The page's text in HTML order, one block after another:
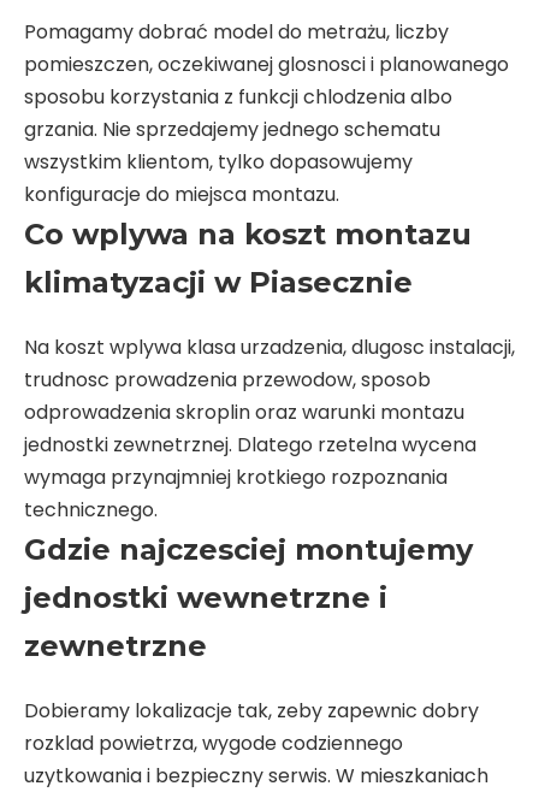
Pomagamy dobrać model do metrażu, liczby
pomieszczen, oczekiwanej glosnosci i planowanego
sposobu korzystania z funkcji chlodzenia albo
grzania. Nie sprzedajemy jednego schematu
wszystkim klientom, tylko dopasowujemy
konfiguracje do miejsca montazu.
Co wplywa na koszt montazu
klimatyzacji w Piasecznie
Na koszt wplywa klasa urzadzenia, dlugosc instalacji,
trudnosc prowadzenia przewodow, sposob
odprowadzenia skroplin oraz warunki montazu
jednostki zewnetrznej. Dlatego rzetelna wycena
wymaga przynajmniej krotkiego rozpoznania
technicznego.
Gdzie najczesciej montujemy
jednostki wewnetrzne i
zewnetrzne
Dobieramy lokalizacje tak, zeby zapewnic dobry
rozklad powietrza, wygode codziennego
uzytkowania i bezpieczny serwis. W mieszkaniach